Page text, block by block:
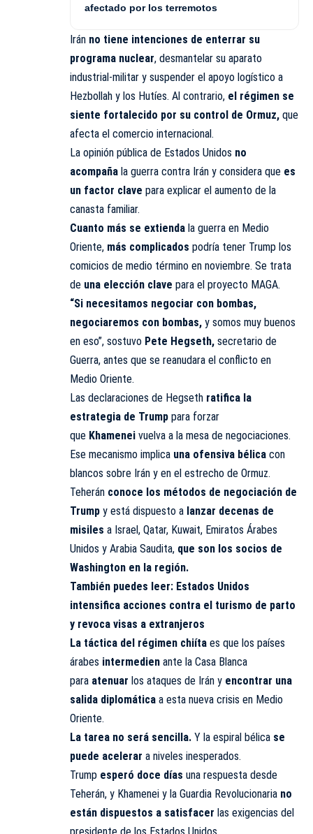
afectado por los terremotos
Irán no tiene intenciones de enterrar su
programa nuclear, desmantelar su aparato
industrial-militar y suspender el apoyo logístico a
Hezbollah y los Hutíes. Al contrario, el régimen se
siente fortalecido por su control de Ormuz, que
afecta el comercio internacional.
La opinión pública de Estados Unidos no
acompaña la guerra contra Irán y considera que es
un factor clave para explicar el aumento de la
canasta familiar.
Cuanto más se extienda la guerra en Medio
Oriente, más complicados podría tener Trump los
comicios de medio término en noviembre. Se trata
de una elección clave para el proyecto MAGA.
“Si necesitamos negociar con bombas,
negociaremos con bombas, y somos muy buenos
en eso”, sostuvo Pete Hegseth, secretario de
Guerra, antes que se reanudara el conflicto en
Medio Oriente.
Las declaraciones de Hegseth ratifica la
estrategia de Trump para forzar
que Khamenei vuelva a la mesa de negociaciones.
Ese mecanismo implica una ofensiva bélica con
blancos sobre Irán y en el estrecho de Ormuz.
Teherán conoce los métodos de negociación de
Trump y está dispuesto a lanzar decenas de
misiles a Israel, Qatar, Kuwait, Emiratos Árabes
Unidos y Arabia Saudita, que son los socios de
Washington en la región.
También puedes leer: Estados Unidos
intensifica acciones contra el turismo de parto
y revoca visas a extranjeros
La táctica del régimen chiíta es que los países
árabes intermedien ante la Casa Blanca
para atenuar los ataques de Irán y encontrar una
salida diplomática a esta nueva crisis en Medio
Oriente.
La tarea no será sencilla. Y la espiral bélica se
puede acelerar a niveles inesperados.
Trump esperó doce días una respuesta desde
Teherán, y Khamenei y la Guardia Revolucionaria no
están dispuestos a satisfacer las exigencias del